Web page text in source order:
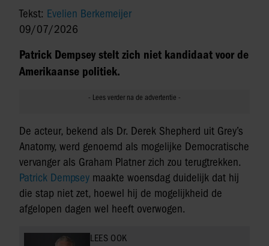
Tekst: Evelien Berkemeijer
09/07/2026
Patrick Dempsey stelt zich niet kandidaat voor de
Amerikaanse politiek.
De acteur, bekend als Dr. Derek Shepherd uit Grey’s
Anatomy, werd genoemd als mogelijke Democratische
vervanger als Graham Platner zich zou terugtrekken.
Patrick Dempsey maakte woensdag duidelijk dat hij
die stap niet zet, hoewel hij de mogelijkheid de
afgelopen dagen wel heeft overwogen.
LEES OOK